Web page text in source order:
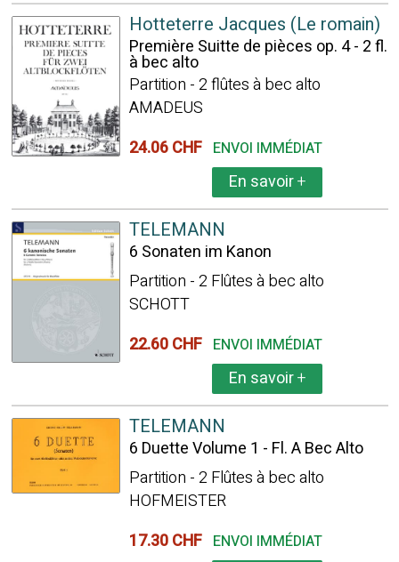
Hotteterre Jacques (Le romain)
Première Suitte de pièces op. 4 - 2 fl.
à bec alto
Partition - 2 flûtes à bec alto
AMADEUS
24.06 CHF ENVOI IMMÉDIAT
En savoir+
TELEMANN
6 Sonaten im Kanon
Partition - 2 Flûtes à bec alto
SCHOTT
22.60 CHF ENVOI IMMÉDIAT
En savoir+
TELEMANN
6 Duette Volume 1 - Fl. A Bec Alto
Partition - 2 Flûtes à bec alto
HOFMEISTER
17.30 CHF ENVOI IMMÉDIAT